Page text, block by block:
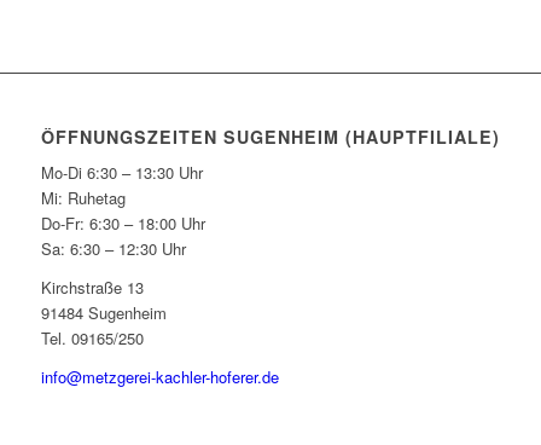
ÖFFNUNGSZEITEN SUGENHEIM (HAUPTFILIALE)
Mo-Di 6:30 – 13:30 Uhr
Mi: Ruhetag
Do-Fr: 6:30 – 18:00 Uhr
Sa: 6:30 – 12:30 Uhr
Kirchstraße 13
91484 Sugenheim
Tel. 09165/250
info@metzgerei-kachler-hoferer.de